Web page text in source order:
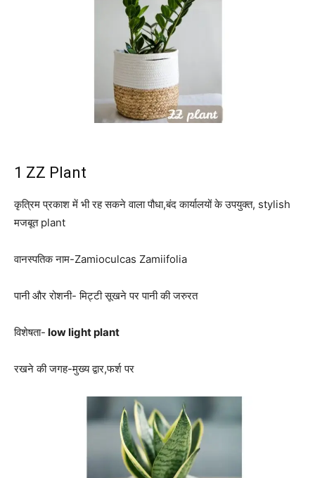
1 ZZ Plant
कृत्रिम प्रकाश में भी रह सकने वाला पौधा,बंद कार्यालयों के उपयुक्त, stylish
मजबूत plant
वानस्पतिक नाम-Zamioculcas Zamiifolia
पानी और रोशनी- मिट्टी सूखने पर पानी की जरुरत
विशेषता- low light plant
रखने की जगह-मुख्य द्वार,फर्श पर